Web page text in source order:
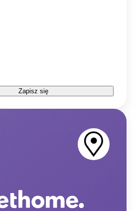
Zapisz się